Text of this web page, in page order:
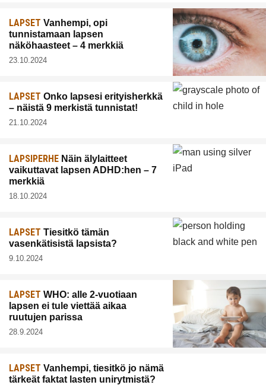
LAPSET Vanhempi, opi
tunnistamaan lapsen
näköhaasteet – 4 merkkiä
23.10.2024
LAPSET Onko lapsesi erityisherkkä
– näistä 9 merkistä tunnistat!
21.10.2024
LAPSIPERHE Näin älylaitteet
vaikuttavat lapsen ADHD:hen – 7
merkkiä
18.10.2024
LAPSET Tiesitkö tämän
vasenkätisistä lapsista?
9.10.2024
LAPSET WHO: alle 2-vuotiaan
lapsen ei tule viettää aikaa
ruutujen parissa
28.9.2024
LAPSET Vanhempi, tiesitkö jo nämä
tärkeät faktat lasten unirytmistä?